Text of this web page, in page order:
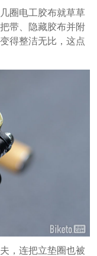
圈电工胶布就草草
带、隐藏胶布并附
得整洁无比，这点
，连把立垫圈也被